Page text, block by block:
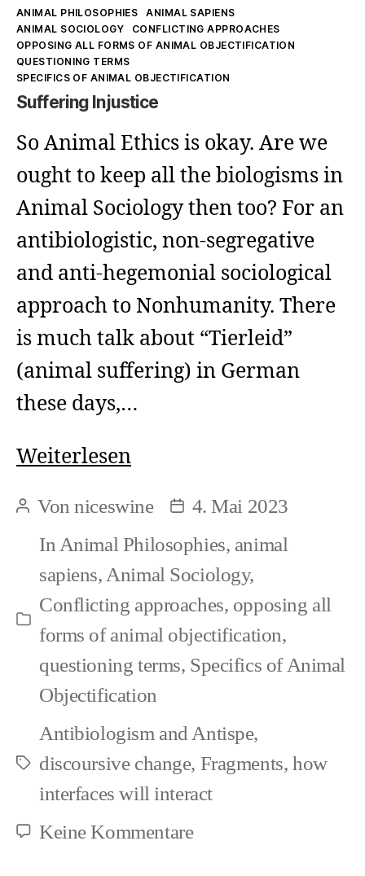
Kategorien
ANIMAL PHILOSOPHIES
ANIMAL SAPIENS
ANIMAL SOCIOLOGY
CONFLICTING APPROACHES
OPPOSING ALL FORMS OF ANIMAL OBJECTIFICATION
QUESTIONING TERMS
SPECIFICS OF ANIMAL OBJECTIFICATION
Suffering Injustice
So Animal Ethics is okay. Are we
ought to keep all the biologisms in
Animal Sociology then too? For an
antibiologistic, non-segregative
and anti-hegemonial sociological
approach to Nonhumanity. There
is much talk about “Tierleid”
(animal suffering) in German
these days,…
WeiterlesenSuffering
Beitragsautor
Vonniceswine Beitragsdatum
4. Mai 2023
Kategorien
In Animal Philosophies, animal
sapiens, Animal Sociology,
Conflicting approaches, opposing all
forms of animal objectification,
questioning terms, Specifics of Animal
Objectification
Schlagwörter
Antibiologism and Antispe,
discoursive change, Fragments, how
interfaces will interact
Keine Kommentarezu